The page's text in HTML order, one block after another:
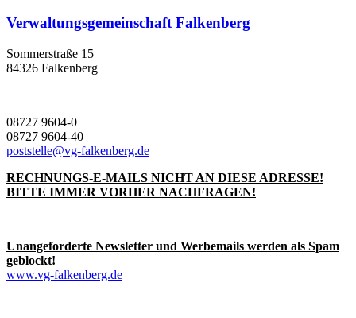
Verwaltungsgemeinschaft Falkenberg
Sommerstraße 15
84326 Falkenberg
08727 9604-0
08727 9604-40
poststelle@vg-falkenberg.de
RECHNUNGS-E-MAILS NICHT AN DIESE ADRESSE!
BITTE IMMER VORHER NACHFRAGEN!
Unangeforderte Newsletter und Werbemails werden als Spam
geblockt!
www.vg-falkenberg.de